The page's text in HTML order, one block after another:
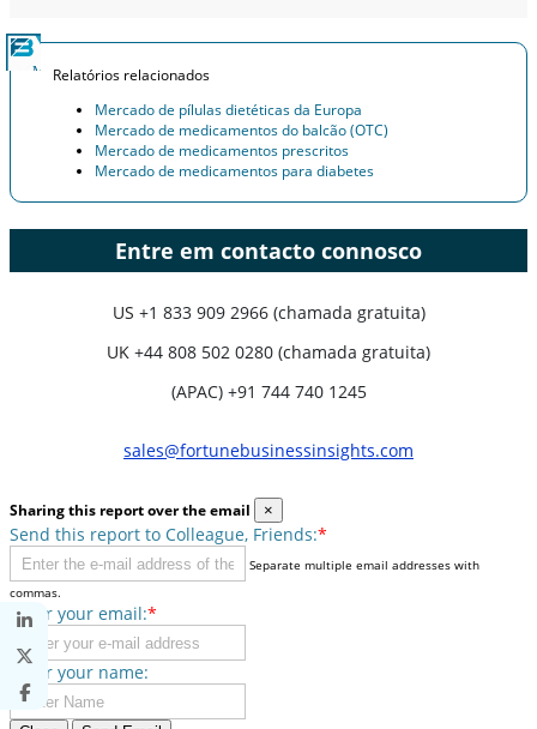
Relatórios relacionados
Mercado de pílulas dietéticas da Europa
Mercado de medicamentos do balcão (OTC)
Mercado de medicamentos prescritos
Mercado de medicamentos para diabetes
Entre em contacto connosco
US +1 833 909 2966 (chamada gratuita)
UK +44 808 502 0280 (chamada gratuita)
(APAC) +91 744 740 1245
sales@fortunebusinessinsights.com
Sharing this report over the email ×
Send this report to Colleague, Friends:*
Separate multiple email addresses with
commas.
Enter your email:*
Enter your name: